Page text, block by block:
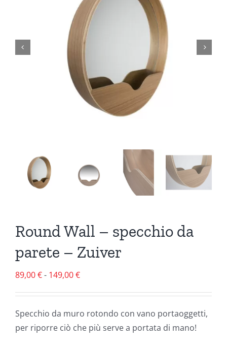
Promo
Round Wall – specchio da
parete – Zuiver
89,00€- 149,00€Fascia
da
89,00 €
Specchio da muro rotondo con vano portaoggetti,
per riporre ciò che più serve a portata di mano!